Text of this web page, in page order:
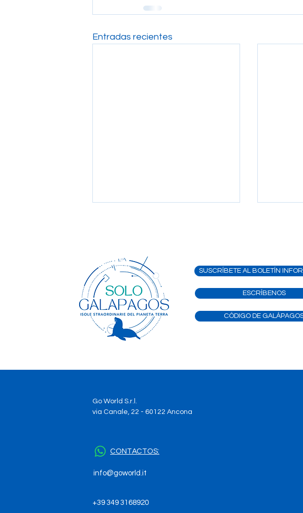
Entradas recientes
BIENVENIDOS A
SOLOGALAPAGOS Donde el
Viaje de su Vida se Hace
Realidad
El
sueño:
parte
SUSCRÍBETE AL BOLETÍN
ESCRÍBENOS
CÓDIGO DE
Go World S.r.l.
via Canale, 22 - 60122 Ancona
CONTACTOS:
info@goworld.it
+39 349 3168920